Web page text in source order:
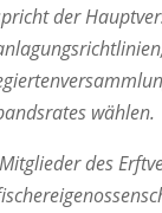
der
wählen.
des